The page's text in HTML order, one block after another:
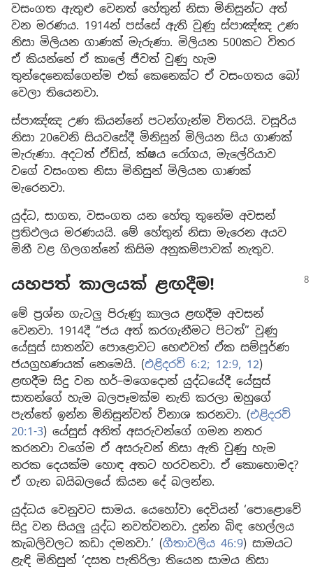
වසංගත ඇතුළු වෙනත් හේතුන් නිසා මිනිසුන්ට අත්
වන මරණය. 1914න් පස්සේ ඇති වුණු ස්පාඤ්ඤ උණ
නිසා මිලියන ගාණක් මැරුණා. මිලියන 500කට විතර
ඒ කියන්නේ ඒ කාලේ ජීවත් වුණු හැම
තුන්දෙනෙක්ගෙන්ම එක් කෙනෙක්ට ඒ වසංගතය බෝ
වෙලා තියෙනවා.
ස්පාඤ්ඤ උණ කියන්නේ පටන්ගැන්ම විතරයි. වසූරිය
නිසා 20වෙනි සියවසේදී මිනිසුන් මිලියන සිය ගාණක්
මැරුණා. අදටත් ඒඩ්ස්, ක්ෂය රෝගය, මැලේරියාව
වගේ වසංගත නිසා මිනිසුන් මිලියන ගාණක්
මැරෙනවා.
යුද්ධ, සාගත, වසංගත යන හේතු තුනේම අවසන්
ප්‍රතිඵලය මරණයයි. මේ හේතුන් නිසා මැරෙන අයව
මිනී වළ ගිලගන්නේ කිසිම අනුකම්පාවක් නැතුව.
යහපත් කාලයක් ළඟදීම!
මේ ප්‍රශ්න ගැටලු පිරුණු කාලය ළඟදීම අවසන්
වෙනවා. 1914දී “ජය අත් කරගැනීමට පිටත්” වුණු
යේසුස් සාතන්ව පොළොවට හෙළුවත් ඒක සම්පූර්ණ
ජයග්‍රහණයක් නෙමෙයි. (එළිදරව් 6:2; 12:9, 12)
ළඟදීම සිදු වන හර්–මගෙදොන් යුද්ධයේදී යේසුස්
සාතන්ගේ හැම බලපෑමක්ම නැති කරලා ඔහුගේ
පැත්තේ ඉන්න මිනිසුන්වත් විනාශ කරනවා. (එළිදරව්
20:1-3) යේසුස් අනිත් අසරුවන්ගේ ගමන නතර
කරනවා වගේම ඒ අසරුවන් නිසා ඇති වුණු හැම
නරක දෙයක්ම හොඳ අතට හරවනවා. ඒ කොහොමද?
ඒ ගැන බයිබලයේ කියන දේ බලන්න.
යුද්ධය වෙනුවට සාමය. යෙහෝවා දෙවියන් ‘පොළොවේ
සිදු වන සියලු යුද්ධ නවත්වනවා. දුන්න බිඳ හෙල්ලය
කැබලිවලට කඩා දමනවා.’ (ගීතාවලිය 46:9) සාමයට
ළැඳි මිනිසුන් ‘දසත පැතිරිලා තියෙන සාමය නිසා